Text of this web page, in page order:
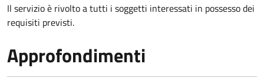
Il servizio è rivolto a tutti i soggetti interessati in possesso dei
requisiti previsti.
Approfondimenti